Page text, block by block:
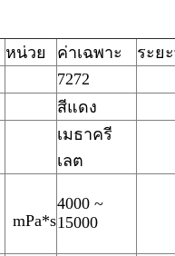
หน่วย ค่าเฉพาะ
ระย
7272
สีแดง
เมธาครี
เลต
mPa*s
4000 ~
15000